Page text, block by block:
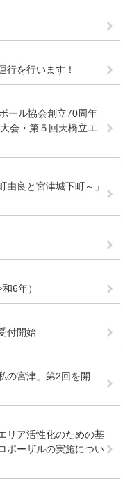
行を行います！
ール協会創立70周年
会・第５回天橋立エ
良と宮津城下町～」
6年）
付開始
の宮津」第2回を開
リア活性化のための基
ポーザルの実施につい